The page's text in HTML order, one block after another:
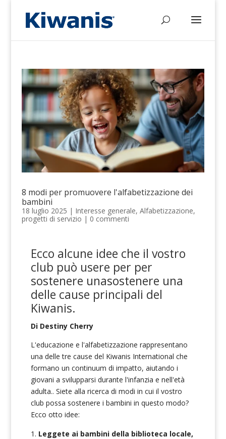
8 modi per promuovere l'alfabetizzazione dei
bambini
18 luglio 2025 | Interesse generale, Alfabetizzazione,
progetti di servizio | 0 commenti
Ecco alcune idee che il vostro
club può usere per per
sostenere unasostenere una
delle cause principali del
Kiwanis.
Di Destiny Cherry
L'educazione e l'alfabetizzazione rappresentano
una delle tre cause del Kiwanis International che
formano un continuum di impatto, aiutando i
giovani a svilupparsi durante l'infanzia e nell'età
adulta.. Siete alla ricerca di modi in cui il vostro
club possa sostenere i bambini in questo modo?
Ecco otto idee:
Leggete ai bambini della biblioteca locale,